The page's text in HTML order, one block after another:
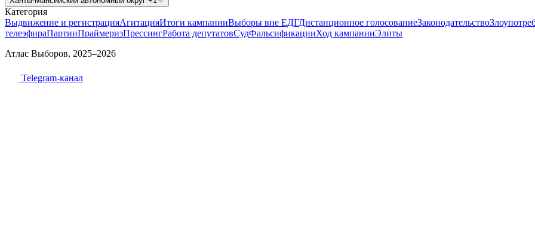
Категория
Выдвижение и регистрацияАгитацияИтоги кампанииВыборы вне ЕДГДистанционное голосованиеЗаконодательство
телеэфираПартииПраймеризПрессингРабота депутатовСудФальсификацииХод кампанииЭлиты
Атлас Выборов, 2025–2026
Telegram-канал